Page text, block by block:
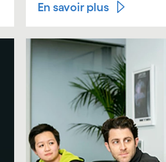
En savoir plus